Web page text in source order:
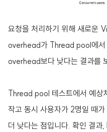
요청을 처리하기 위해 새로운
overhead가 Thread pool에
overhead보다 낮다는 결과를
Thread pool 테스트에서 예상
작고 동시 사용자가 2명일 때
더 낮다는 점입니다. 확인 결